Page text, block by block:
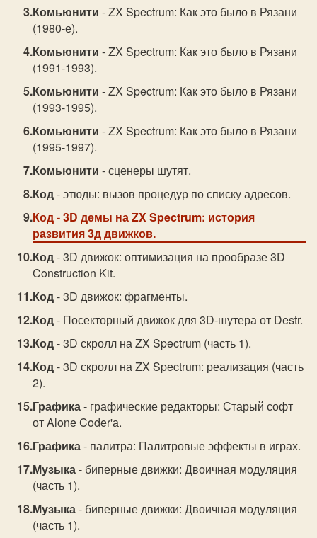
Комьюнити - ZX Spectrum: Как это было в Рязани
(1980-е).
Комьюнити - ZX Spectrum: Как это было в Рязани
(1991-1993).
Комьюнити - ZX Spectrum: Как это было в Рязани
(1993-1995).
Комьюнити - ZX Spectrum: Как это было в Рязани
(1995-1997).
Комьюнити - сценеры шутят.
Код- этюды: вызов процедур по списку адресов.
Код- 3D демы на ZX Spectrum: история
развития 3д движков.
Код- 3D движок: оптимизация на прообразе 3D
Construction Kit.
Код- 3D движок: фрагменты.
Код- Посекторный движок для 3D-шутера от Destr.
Код- 3D скролл на ZX Spectrum (часть 1).
Код- 3D скролл на ZX Spectrum: реализация (часть
2).
Графика- графические редакторы: Старый софт
от Alone Coder'а.
Графика- палитра: Палитровые эффекты в играх.
Музыка- биперные движки: Двоичная модуляция
(часть 1).
Музыка- биперные движки: Двоичная модуляция
(часть 1).